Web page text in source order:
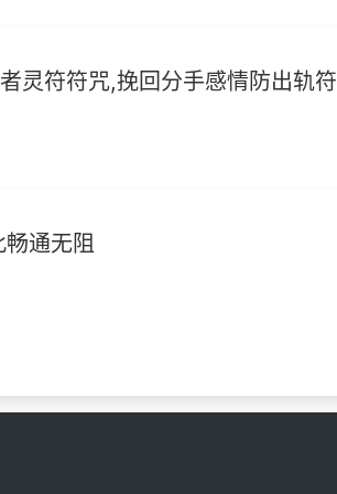
灵符符咒,挽回分手感情防出轨符
通无阻